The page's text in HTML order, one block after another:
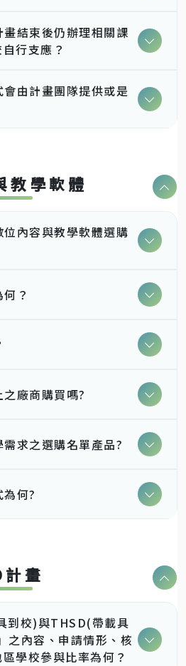
結束後仍辦理相關課
行支應？
由計畫團隊提供或是
教學軟體
內容與教學軟體選購
？
廠商購買嗎?
求之選購名單產品?
何?
畫
到校)與THSD(帶載具
之內容、申請情形、核
學校參與比率為何？